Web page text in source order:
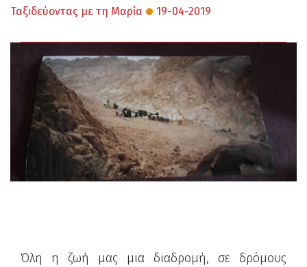
Ταξιδεύοντας με τη Μαρία 19-04-2019
Όλη η ζωή μας μια διαδρομή, σε δρόμους